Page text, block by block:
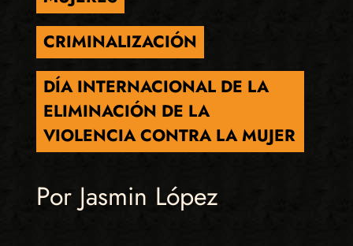
CRIMINALIZACIÓN
DÍA INTERNACIONAL DE LA
ELIMINACIÓN DE LA
VIOLENCIA CONTRA LA MUJER
Por Jasmin López